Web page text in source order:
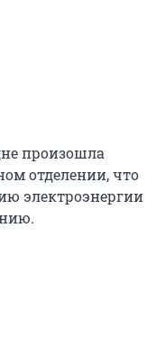
произошла
отделении, что
электроэнергии